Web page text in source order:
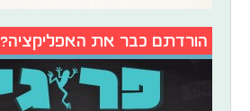
הורדתם כבר את האפליקציה?